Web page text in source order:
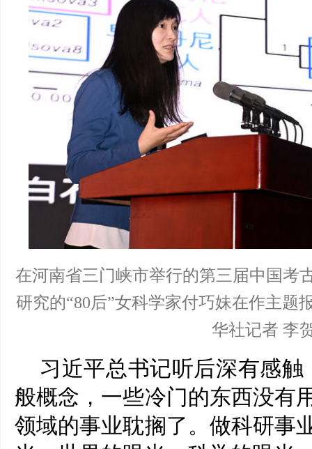
在河南省三门峡市举行的第三届中国考
研究的“80后”女科学家付巧妹在作主题
华社记者 李
习近平总书记听后深有感
般概念，一些冷门的东西没有
领域的事业耽搁了。做科研事